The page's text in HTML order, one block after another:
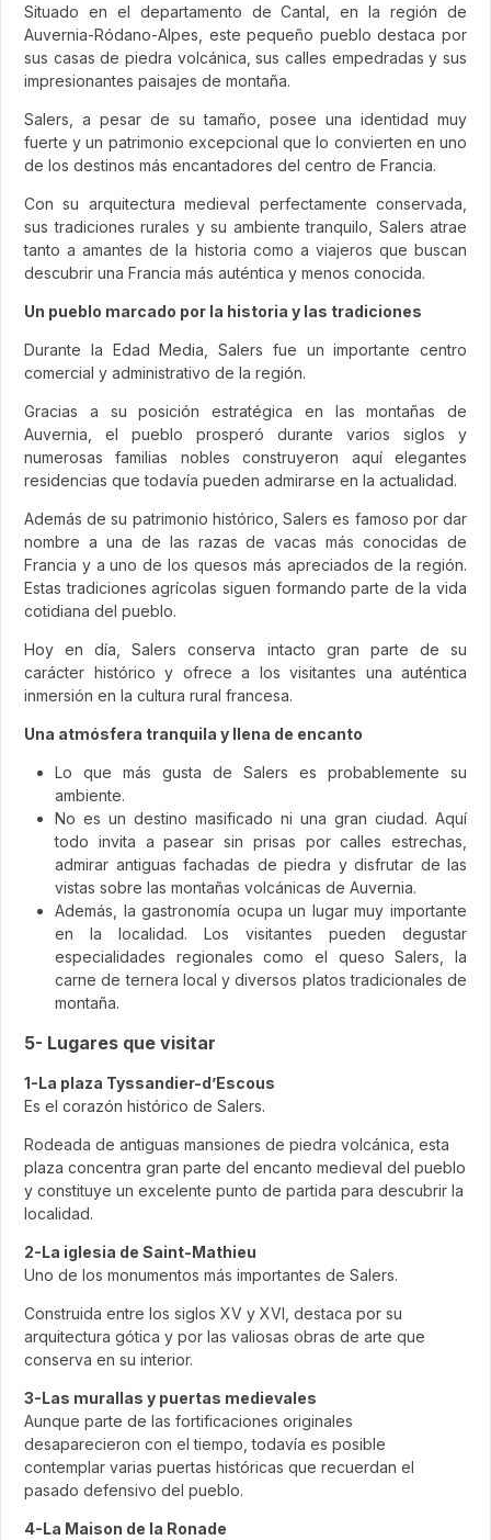
Situado en el departamento de Cantal, en la región de
Auvernia-Ródano-Alpes, este pequeño pueblo destaca por
sus casas de piedra volcánica, sus calles empedradas y sus
impresionantes paisajes de montaña.
Salers, a pesar de su tamaño, posee una identidad muy
fuerte y un patrimonio excepcional que lo convierten en uno
de los destinos más encantadores del centro de Francia.
Con su arquitectura medieval perfectamente conservada,
sus tradiciones rurales y su ambiente tranquilo, Salers atrae
tanto a amantes de la historia como a viajeros que buscan
descubrir una Francia más auténtica y menos conocida.
Un pueblo marcado por la historia y las tradiciones
Durante la Edad Media, Salers fue un importante centro
comercial y administrativo de la región.
Gracias a su posición estratégica en las montañas de
Auvernia, el pueblo prosperó durante varios siglos y
numerosas familias nobles construyeron aquí elegantes
residencias que todavía pueden admirarse en la actualidad.
Además de su patrimonio histórico, Salers es famoso por dar
nombre a una de las razas de vacas más conocidas de
Francia y a uno de los quesos más apreciados de la región.
Estas tradiciones agrícolas siguen formando parte de la vida
cotidiana del pueblo.
Hoy en día, Salers conserva intacto gran parte de su
carácter histórico y ofrece a los visitantes una auténtica
inmersión en la cultura rural francesa.
Una atmósfera tranquila y llena de encanto
Lo que más gusta de Salers es probablemente su
ambiente.
No es un destino masificado ni una gran ciudad. Aquí
todo invita a pasear sin prisas por calles estrechas,
admirar antiguas fachadas de piedra y disfrutar de las
vistas sobre las montañas volcánicas de Auvernia.
Además, la gastronomía ocupa un lugar muy importante
en la localidad. Los visitantes pueden degustar
especialidades regionales como el queso Salers, la
carne de ternera local y diversos platos tradicionales de
montaña.
5- Lugares que visitar
1-La plaza Tyssandier-d’Escous
Es el corazón histórico de Salers.
Rodeada de antiguas mansiones de piedra volcánica, esta
plaza concentra gran parte del encanto medieval del pueblo
y constituye un excelente punto de partida para descubrir la
localidad.
2-La iglesia de Saint-Mathieu
Uno de los monumentos más importantes de Salers.
Construida entre los siglos XV y XVI, destaca por su
arquitectura gótica y por las valiosas obras de arte que
conserva en su interior.
3-Las murallas y puertas medievales
Aunque parte de las fortificaciones originales
desaparecieron con el tiempo, todavía es posible
contemplar varias puertas históricas que recuerdan el
pasado defensivo del pueblo.
4-La Maison de la Ronade